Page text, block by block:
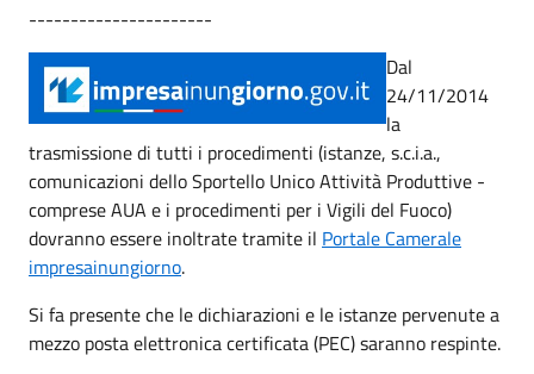
----------------------
Dal
24/11/2014
la
trasmissione di tutti i procedimenti (istanze, s.c.i.a.,
comunicazioni dello Sportello Unico Attività Produttive -
comprese AUA e i procedimenti per i Vigili del Fuoco)
dovranno essere inoltrate tramite il Portale Camerale
impresainungiorno.
Si fa presente che le dichiarazioni e le istanze pervenute a
mezzo posta elettronica certificata (PEC) saranno respinte.